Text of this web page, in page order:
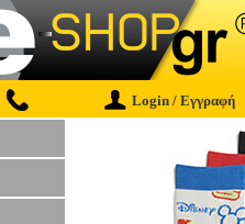
Login / Εγγραφή